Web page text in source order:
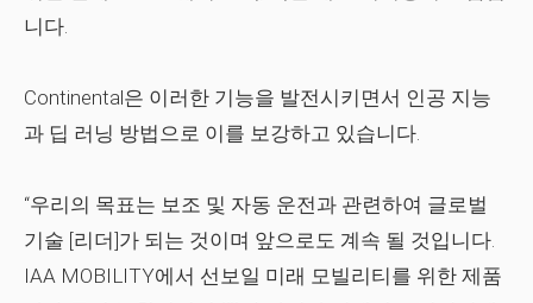
니다.
Continental은 이러한 기능을 발전시키면서 인공 지능
과 딥 러닝 방법으로 이를 보강하고 있습니다.
“우리의 목표는 보조 및 자동 운전과 관련하여 글로벌
기술 [리더]가 되는 것이며 앞으로도 계속 될 것입니다.
IAA MOBILITY에서 선보일 미래 모빌리티를 위한 제품